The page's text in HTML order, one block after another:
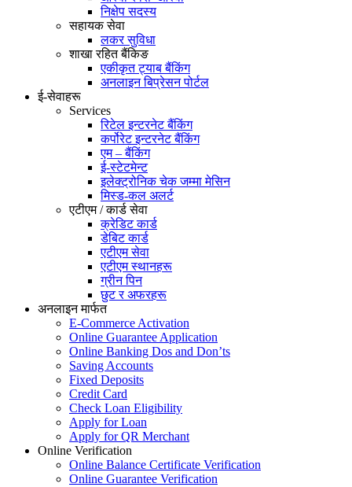
निक्षेप सदस्य
सहायक सेवा
लकर सुविधा
शाखा रहित बैंकिङ
एकीकृत ट्याब बैंकिंग
अनलाइन बिप्रेसन पोर्टल
ई-सेवाहरू
Services
रिटेल इन्टरनेट बैंकिंग
कर्पोरेट इन्टरनेट बैंकिंग
एम – बैंकिंग
ई-स्टेटमेन्ट
इलेक्ट्रोनिक चेक जम्मा मेसिन
मिस्ड-कल अलर्ट
एटीएम / कार्ड सेवा
क्रेडिट कार्ड
डेबिट कार्ड
एटीएम सेवा
एटीएम स्थानहरू
ग्रीन पिन
छुट र अफरहरू
अनलाइन मार्फत
E-Commerce Activation
Online Guarantee Application
Online Banking Dos and Don’ts
Saving Accounts
Fixed Deposits
Credit Card
Check Loan Eligibility
Apply for Loan
Apply for QR Merchant
Online Verification
Online Balance Certificate Verification
Online Guarantee Verification